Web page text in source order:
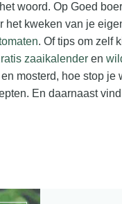
woord. Op Goed
het kweken van je
. Of tips om zelf
zaaikalender en
mosterd, hoe stop je
En daarnaast